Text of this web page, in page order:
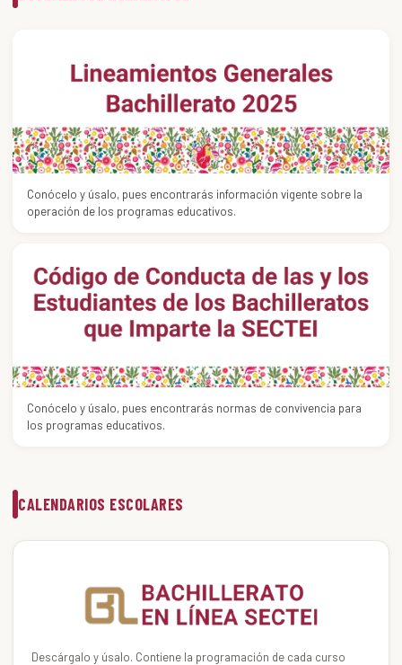
Conócelo y úsalo, pues encontrarás información vigente sobre la
operación de los programas educativos.
Conócelo y úsalo, pues encontrarás normas de convivencia para
los programas educativos.
CALENDARIOS ESCOLARES
Descárgalo y úsalo. Contiene la programación de cada curso